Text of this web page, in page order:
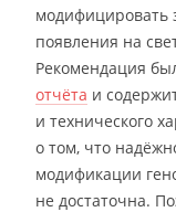
модифицировать
появления на
Рекомендация
отчёта и
и технического
о том, что
модификации
не достаточна.